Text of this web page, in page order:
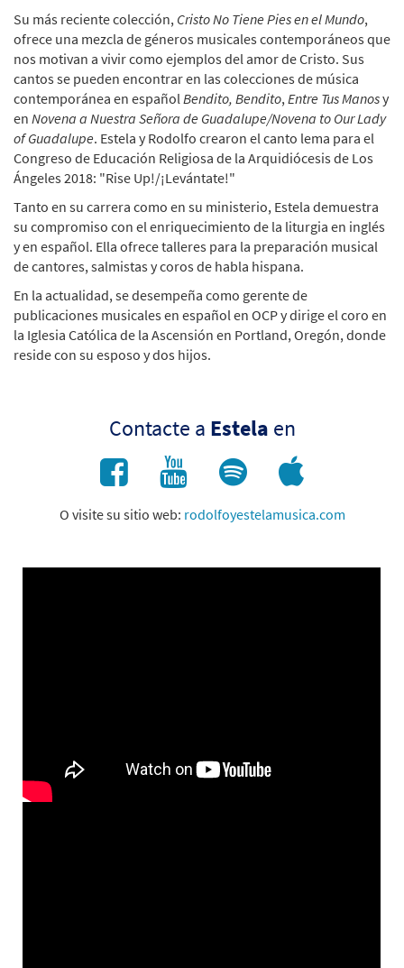
Su más reciente colección, Cristo No Tiene Pies en el Mundo,
ofrece una mezcla de géneros musicales contemporáneos que
nos motivan a vivir como ejemplos del amor de Cristo. Sus
cantos se pueden encontrar en las colecciones de música
contemporánea en español Bendito, Bendito, Entre Tus Manosy
en Novena a Nuestra Señora de Guadalupe/Novena to Our Lady
of Guadalupe. Estela y Rodolfo crearon el canto lema para el
Congreso de Educación Religiosa de la Arquidiócesis de Los
Ángeles 2018: "Rise Up!/¡Levántate!"
Tanto en su carrera como en su ministerio, Estela demuestra
su compromiso con el enriquecimiento de la liturgia en inglés
y en español. Ella ofrece talleres para la preparación musical
de cantores, salmistas y coros de habla hispana.
En la actualidad, se desempeña como gerente de
publicaciones musicales en español en OCP y dirige el coro en
la Iglesia Católica de la Ascensión en Portland, Oregón, donde
reside con su esposo y dos hijos.
Contacte a Estela en
O visite su sitio web: rodolfoyestelamusica.com